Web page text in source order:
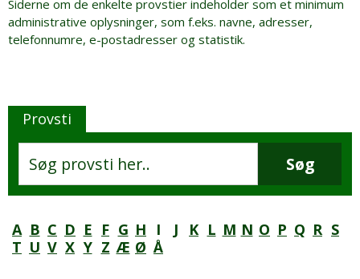
Siderne om de enkelte provstier indeholder som et minimum
administrative oplysninger, som f.eks. navne, adresser,
telefonnumre, e-postadresser og statistik.
Provsti
A B C D E F G H I J K L M N O P Q R S
T U V X Y Z Æ Ø Å